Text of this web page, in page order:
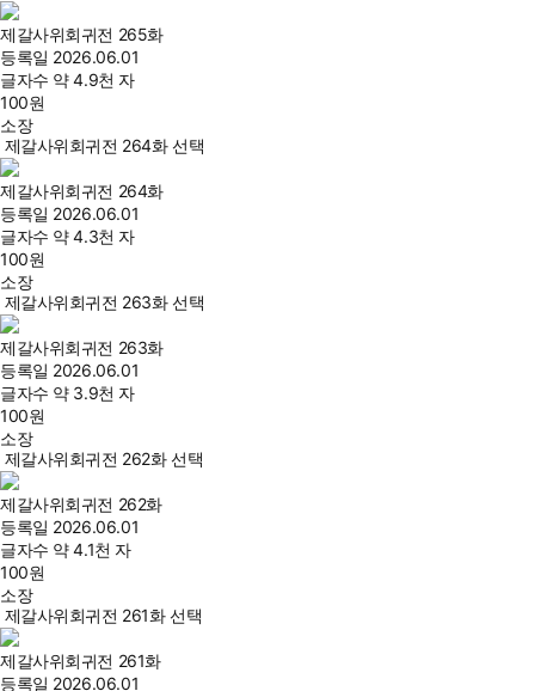
제갈사위회귀전 265화
등록일 2026.06.01
글자수 약 4.9천 자
100원
소장
제갈사위회귀전 264화 선택
제갈사위회귀전 264화
등록일 2026.06.01
글자수 약 4.3천 자
100원
소장
제갈사위회귀전 263화 선택
제갈사위회귀전 263화
등록일 2026.06.01
글자수 약 3.9천 자
100원
소장
제갈사위회귀전 262화 선택
제갈사위회귀전 262화
등록일 2026.06.01
글자수 약 4.1천 자
100원
소장
제갈사위회귀전 261화 선택
제갈사위회귀전 261화
등록일 2026.06.01